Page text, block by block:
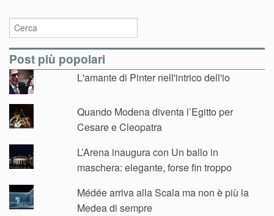
Post più popolari
L'amante di Pinter nell'intrico dell'io
Quando Modena diventa l’Egitto per
Cesare e Cleopatra
L’Arena inaugura con Un ballo in
maschera: elegante, forse fin troppo
Médée arriva alla Scala ma non è più la
Medea di sempre